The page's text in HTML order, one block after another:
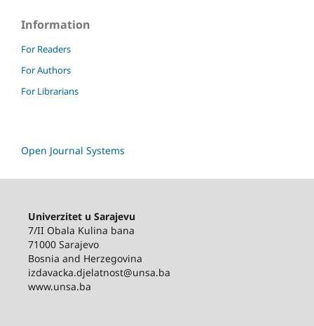
Information
For Readers
For Authors
For Librarians
Open Journal Systems
Univerzitet u Sarajevu
7/II Obala Kulina bana
71000 Sarajevo
Bosnia and Herzegovina
izdavacka.djelatnost@unsa.ba
www.unsa.ba